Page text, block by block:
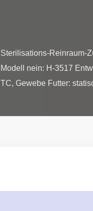
Sterilisations-Reinraum-
Modell nein: H-3517
TC, Gewebe Futter: